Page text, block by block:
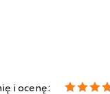
i ocenę: